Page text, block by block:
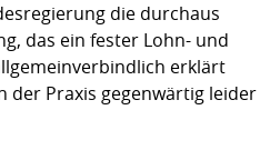
die durchaus
das ein fester Lohn- und
erklärt
der Praxis gegenwärtig leider